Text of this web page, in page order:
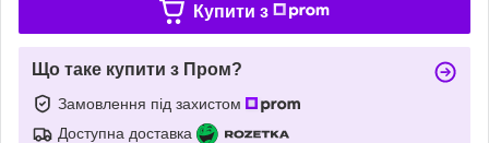
Купити з
Що таке купити з Пром?
Замовлення під захистом
Доступна доставка